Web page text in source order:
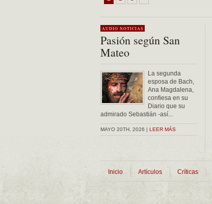
AUDIO NOTICIAS
Pasión según San
Mateo
La segunda
esposa de Bach,
Ana Magdalena,
confiesa en su
Diario que su
admirado Sebastián -así...
MAYO 20TH, 2026 | LEER MÁS
Inicio Artículos Críticas